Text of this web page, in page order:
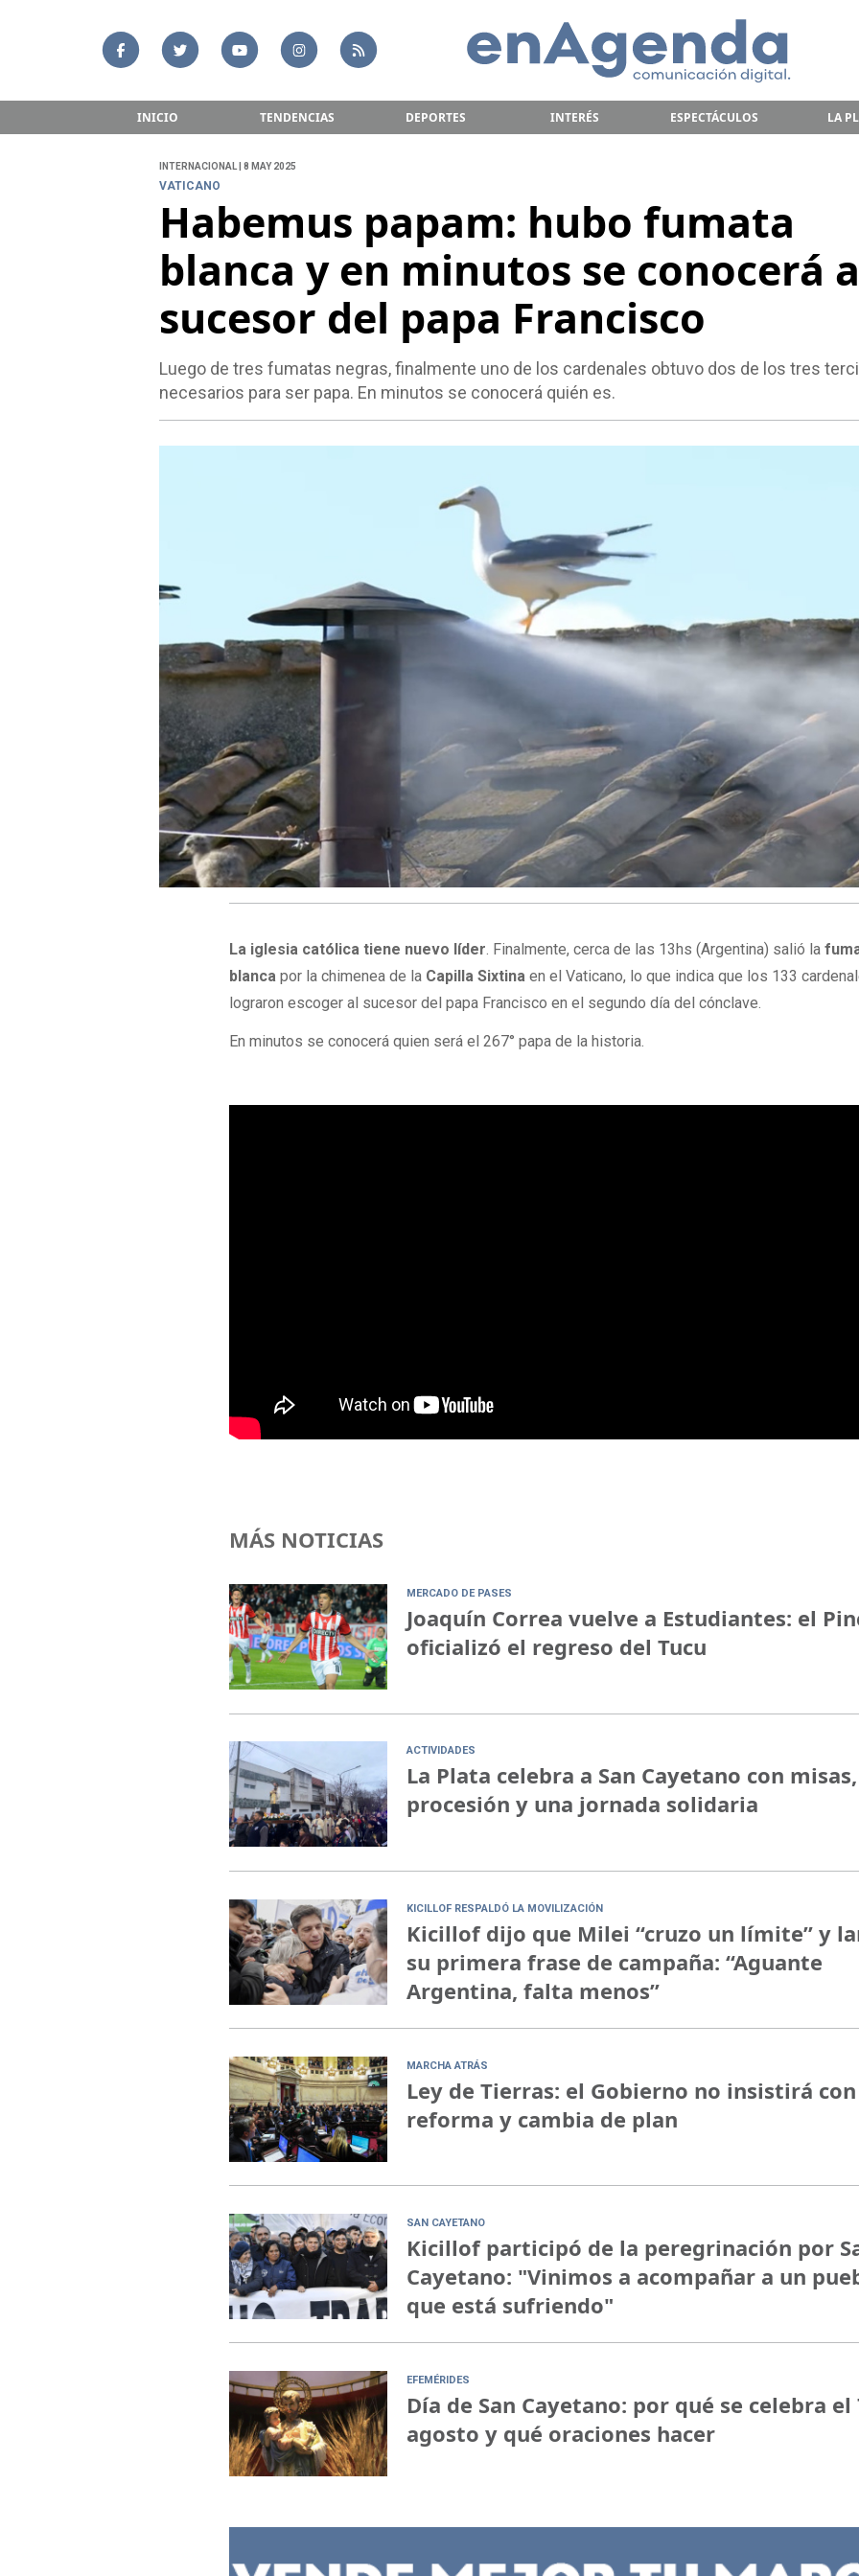
INICIO TENDENCIAS DEPORTES INTERÉS ESPECTÁCULOS LA
INTERNACIONAL | 8 MAY 2025
VATICANO
Habemus papam: hubo fumata
blanca y en minutos se conocerá
sucesor del papa Francisco
Luego de tres fumatas negras, finalmente uno de los cardenales obtuvo dos de los tres
necesarios para ser papa. En minutos se conocerá quién es.
La iglesia católica tiene nuevo líder. Finalmente, cerca de las 13hs (Argentina) salió la
blanca por la chimenea de la Capilla Sixtinaen el Vaticano, lo que indica que los 133
lograron escoger al sucesor del papa Francisco en el segundo día del cónclave.
En minutos se conocerá quien será el 267° papa de la historia.
MÁS NOTICIAS
MERCADO DE PASES
Joaquín Correa vuelve a Estudiantes: el
oficializó el regreso del Tucu
ACTIVIDADES
La Plata celebra a San Cayetano con misas,
procesión y una jornada solidaria
KICILLOF RESPALDÓ LA MOVILIZACIÓN
Kicillof dijo que Milei “cruzo un límite” y
su primera frase de campaña: “Aguante
Argentina, falta menos”
MARCHA ATRÁS
Ley de Tierras: el Gobierno no insistirá
reforma y cambia de plan
SAN CAYETANO
Kicillof participó de la peregrinación por
Cayetano: "Vinimos a acompañar a un
que está sufriendo"
EFEMÉRIDES
Día de San Cayetano: por qué se celebra el
agosto y qué oraciones hacer